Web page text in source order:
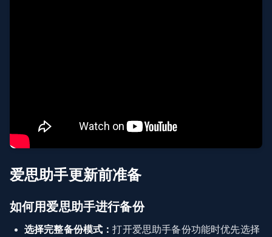
爱思助手更新前准备
如何用爱思助手进行备份
选择完整备份模式：打开爱思助手备份功能时优先选择